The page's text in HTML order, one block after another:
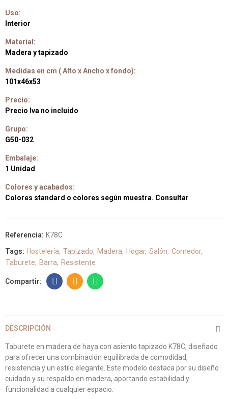
Uso:
Interior
Material:
Madera y tapizado
Medidas en cm ( Alto x Ancho x fondo):
101x46x53
Precio:
Precio Iva no incluido
Grupo:
G50-032
Embalaje:
1 Unidad
Colores y acabados:
Colores standard o colores según muestra. Consultar
Referencia: K78C
Tags: Hostelería Tapizado Madera Hogar Salón Comedor
Taburete
Barra Resistente
DESCRIPCIÓN
Taburete en madera de haya con asiento tapizado K78C, diseñado
para ofrecer una combinación equilibrada de comodidad,
resistencia y un estilo elegante. Este modelo destaca por su diseño
cuidado y su respaldo en madera, aportando estabilidad y
funcionalidad a cualquier espacio.